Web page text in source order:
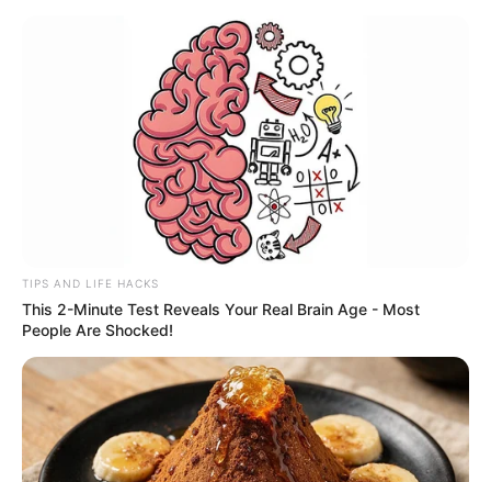
TIPS AND LIFE HACKS
This 2-Minute Test Reveals Your Real Brain Age - Most
People Are Shocked!